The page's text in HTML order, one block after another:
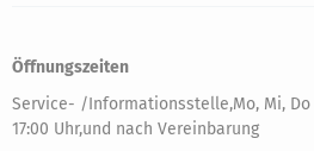
Öffnungszeiten
Service- /Informationsstelle,Mo, Mi, Do
17:00 Uhr,und nach Vereinbarung